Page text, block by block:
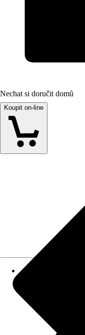
Nechat si doručit domů
Koupit on-line